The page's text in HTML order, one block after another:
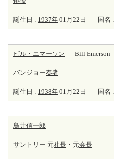
誕生日 : 1937年 01月22日 国名 :
ビル・エマーソン Bill Emerson
バンジョー奏者
誕生日 : 1938年 01月22日 国名 :
鳥井信一郎
サントリー 元社長 ・元会長